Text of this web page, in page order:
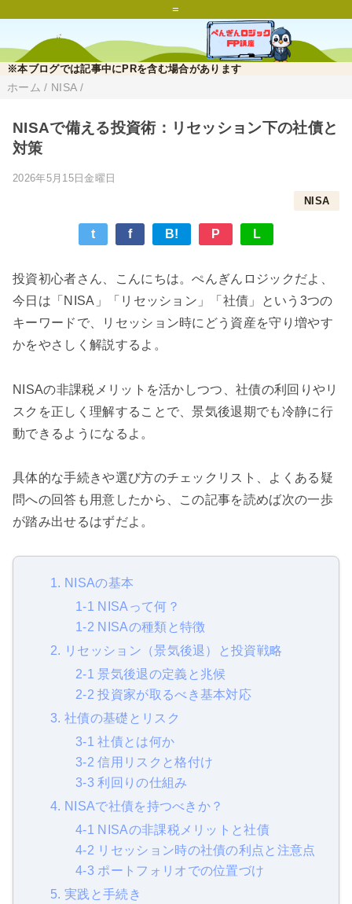
=
※本ブログでは記事中にPRを含む場合があります
ホーム / NISA /
NISAで備える投資術：リセッション下の社債と
対策
2026年5月15日金曜日
NISA
t f B! P L
投資初心者さん、こんにちは。ぺんぎんロジックだよ、
今日は「NISA」「リセッション」「社債」という3つの
キーワードで、リセッション時にどう資産を守り増やす
かをやさしく解説するよ。
NISAの非課税メリットを活かしつつ、社債の利回りやリ
スクを正しく理解することで、景気後退期でも冷静に行
動できるようになるよ。
具体的な手続きや選び方のチェックリスト、よくある疑
問への回答も用意したから、この記事を読めば次の一歩
が踏み出せるはずだよ。
1. NISAの基本
1-1 NISAって何？
1-2 NISAの種類と特徴
2. リセッション（景気後退）と投資戦略
2-1 景気後退の定義と兆候
2-2 投資家が取るべき基本対応
3. 社債の基礎とリスク
3-1 社債とは何か
3-2 信用リスクと格付け
3-3 利回りの仕組み
4. NISAで社債を持つべきか？
4-1 NISAの非課税メリットと社債
4-2 リセッション時の社債の利点と注意点
4-3 ポートフォリオでの位置づけ
5. 実践と手続き